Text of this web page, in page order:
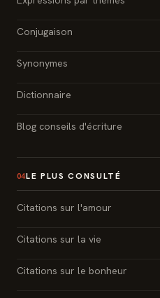
Conjugaison
Synonymes
Dictionnaire
Blog conseils d'écriture
04LE PLUS CONSULTÉ
Citations sur l'amour
Citations sur la vie
Citations sur le bonheur